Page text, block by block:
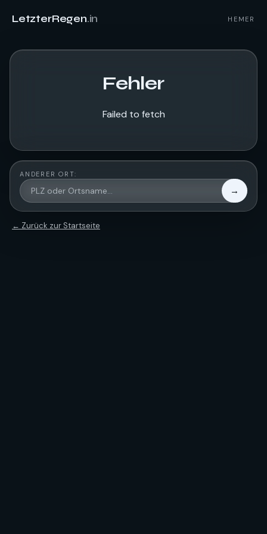
LetzterRegen.in HEMER
Fehler
Failed to fetch
ANDERER ORT:
→
← Zurück zur Startseite